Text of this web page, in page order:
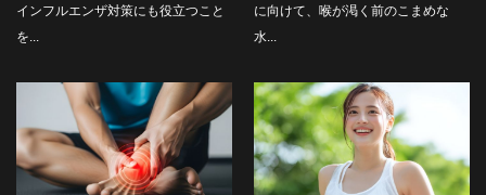
インフルエンザ対策にも役立つこと
を...
に向けて、喉が渇く前のこまめな
水...